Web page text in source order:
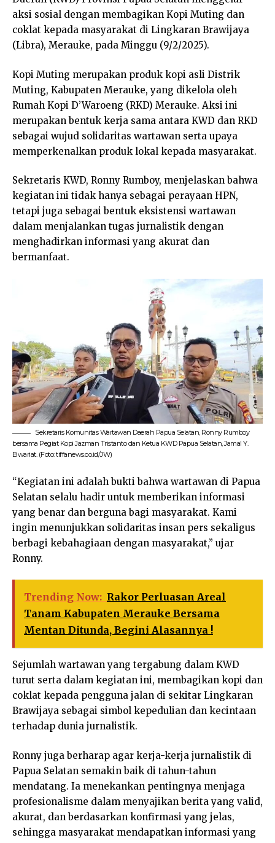
aksi sosial dengan membagikan Kopi Muting dan
coklat kepada masyarakat di Lingkaran Brawijaya
(Libra), Merauke, pada Minggu (9/2/2025).
Kopi Muting merupakan produk kopi asli Distrik
Muting, Kabupaten Merauke, yang dikelola oleh
Rumah Kopi D’Waroeng (RKD) Merauke. Aksi ini
merupakan bentuk kerja sama antara KWD dan RKD
sebagai wujud solidaritas wartawan serta upaya
memperkenalkan produk lokal kepada masyarakat.
Sekretaris KWD, Ronny Rumboy, menjelaskan bahwa
kegiatan ini tidak hanya sebagai perayaan HPN,
tetapi juga sebagai bentuk eksistensi wartawan
dalam menjalankan tugas jurnalistik dengan
menghadirkan informasi yang akurat dan
bermanfaat.
Sekretaris Komunitas Wartawan Daerah Papua Selatan, Ronny Rumboy
bersama Pegiat Kopi Jazman Tristanto dan Ketua KWD Papua Selatan, Jamal Y.
Bwariat. (Foto: tiffanews.co.id/JW)
“Kegiatan ini adalah bukti bahwa wartawan di Papua
Selatan selalu hadir untuk memberikan informasi
yang benar dan berguna bagi masyarakat. Kami
ingin menunjukkan solidaritas insan pers sekaligus
berbagi kebahagiaan dengan masyarakat,” ujar
Ronny.
Trending Now: Rakor Perluasan Areal
Tanam Kabupaten Merauke Bersama
Mentan Ditunda, Begini Alasannya !
Sejumlah wartawan yang tergabung dalam KWD
turut serta dalam kegiatan ini, membagikan kopi dan
coklat kepada pengguna jalan di sekitar Lingkaran
Brawijaya sebagai simbol kepedulian dan kecintaan
terhadap dunia jurnalistik.
Ronny juga berharap agar kerja-kerja jurnalistik di
Papua Selatan semakin baik di tahun-tahun
mendatang. Ia menekankan pentingnya menjaga
profesionalisme dalam menyajikan berita yang valid,
akurat, dan berdasarkan konfirmasi yang jelas,
sehingga masyarakat mendapatkan informasi yang